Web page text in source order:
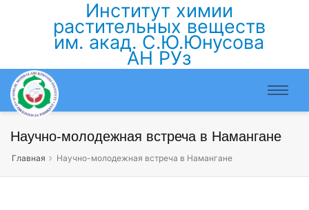
Институт химии
растительных веществ
им. акад. С.Ю.Юнусова
АН РУз
Научно-молодежная встреча в Намангане
Главная Научно-молодежная встреча в Намангане